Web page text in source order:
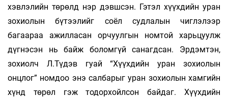
хэвлэлийн төрөлд нэр дэвшсэн. Гэтэл хүүхдийн уран
зохиолын бүтээлийг соёл судлалын чиглэлээр
багаараа ажилласан орчуулгын номтой харьцуулж
дүгнэсэн нь байж боломгүй санагдсан. Эрдэмтэн,
зохиолч Л.Түдэв гуай “Хүүхдийн уран зохиолын
онцлог” номдоо энэ салбарыг уран зохиолын хамгийн
хүнд төрөл гэж тодорхойлсон байдаг. Хүүхдийн